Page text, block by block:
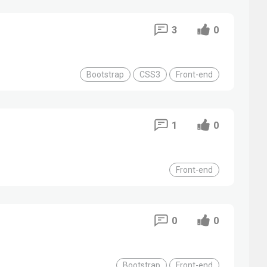
Bootstrap CSS3 Front-end
3 0
Front-end
1 0
0 0